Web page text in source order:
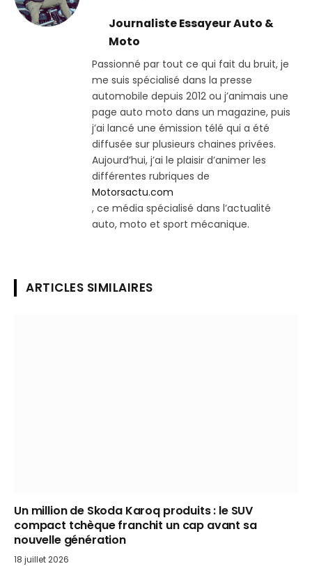
Journaliste Essayeur Auto &
Moto
Passionné par tout ce qui fait du bruit, je
me suis spécialisé dans la presse
automobile depuis 2012 ou j’animais une
page auto moto dans un magazine, puis
j’ai lancé une émission télé qui a été
diffusée sur plusieurs chaines privées.
Aujourd’hui, j’ai le plaisir d’animer les
différentes rubriques de
Motorsactu.com
, ce média spécialisé dans l’actualité
auto, moto et sport mécanique.
ARTICLES SIMILAIRES
Un million de Skoda Karoq produits : le SUV
compact tchèque franchit un cap avant sa
nouvelle génération
18 juillet 2026